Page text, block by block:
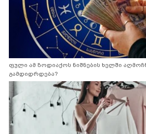
ფული ამ ზოდიაქოს ნიშნების ხელში
გამდიდრდება?